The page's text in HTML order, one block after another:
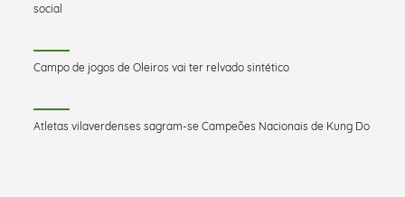
social
Campo de jogos de Oleiros vai ter relvado sintético
Atletas vilaverdenses sagram-se Campeões Nacionais de Kung Do